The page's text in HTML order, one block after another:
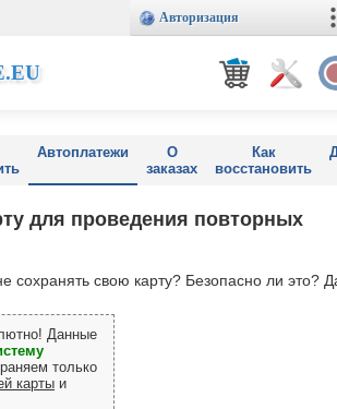
Авторизация
Автоплатежи
О
заказах
Как
восстановить
для проведения повторных
сохранять свою карту? Безопасно ли это?
Данные
только
карты и